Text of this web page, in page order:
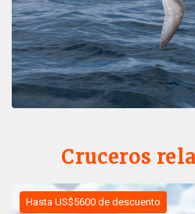
Cruceros
Hasta US$5600 de descuento